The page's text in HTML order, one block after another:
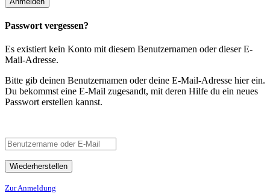
Passwort vergessen?
Es existiert kein Konto mit diesem Benutzernamen oder dieser E-
Mail-Adresse.
Bitte gib deinen Benutzernamen oder deine E-Mail-Adresse hier ein.
Du bekommst eine E-Mail zugesandt, mit deren Hilfe du ein neues
Passwort erstellen kannst.
Zur Anmeldung